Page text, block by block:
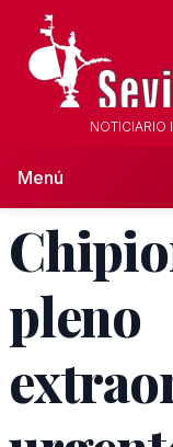
NOTICIARIO
Menú
pleno